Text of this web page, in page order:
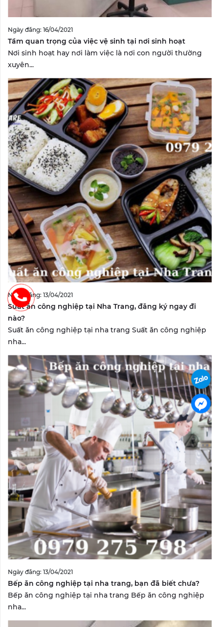
Ngày đăng: 16/04/2021
Tầm quan trọng của việc vệ sinh tại nơi sinh hoạt
Nơi sinh hoạt hay nơi làm việc là nơi con người thường
xuyên...
Ngày đăng: 13/04/2021
Suất ăn công nghiệp tại Nha Trang, đăng ký ngay đi
nào?
Suất ăn công nghiệp tại nha trang Suất ăn công nghiệp
nha...
Ngày đăng: 13/04/2021
Bếp ăn công nghiệp tại nha trang, bạn đã biết chưa?
Bếp ăn công nghiệp tại nha trang Bếp ăn công nghiệp
nha...